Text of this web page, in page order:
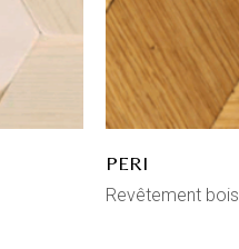
PERI
Revêtement bois